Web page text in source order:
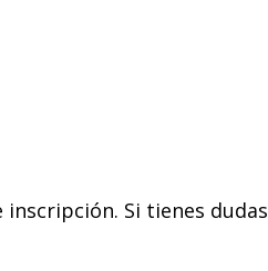
Si tienes